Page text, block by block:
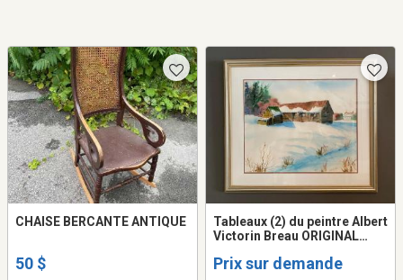
CHAISE BERCANTE ANTIQUE
50 $
Tableaux (2) du peintre Albert
Victorin Breau ORIGINAL
Prix sur demande